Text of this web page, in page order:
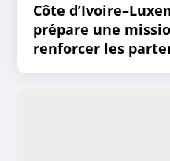
Côte
prépare une
renforcer les